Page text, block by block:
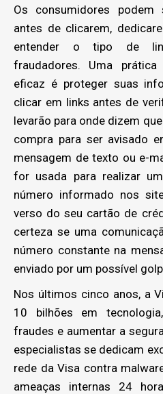
Os consumidores
antes de clicarem,
entender o tipo de
fraudadores. Uma
eficaz é proteger suas
clicar em links antes de
levarão para onde dizem
compra para ser avisado
mensagem de texto ou e-
for usada para realizar
número informado nos
verso do seu cartão de
certeza se uma
número constante na
enviado por um possível
Nos últimos cinco anos, a
10 bilhões em
fraudes e aumentar a
especialistas se dedicam
rede da Visa contra
ameaças internas 24